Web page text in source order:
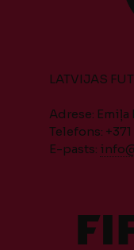
LATVIJAS
Adrese: Emiļa
Telefons:
E-pasts: